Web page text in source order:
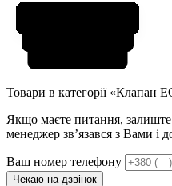
Товари в категорії «Клапан
Якщо маєте питання,
менеджер звʼязався з Вами і
Ваш номер телефону
Чекаю на дзвінок